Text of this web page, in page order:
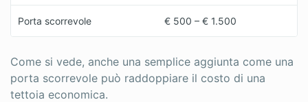
Porta scorrevole € 500 – € 1.500
Come si vede, anche una semplice aggiunta come una
porta scorrevole può raddoppiare il costo di una
tettoia economica.